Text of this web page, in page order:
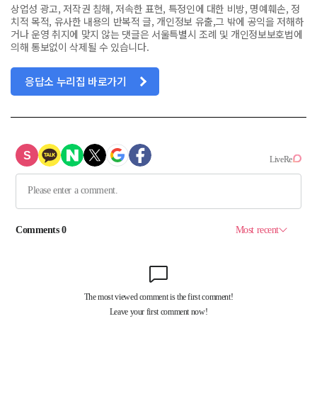
상업성 광고, 저작권 침해, 저속한 표현, 특정인에 대한 비방, 명예훼손, 정
치적 목적, 유사한 내용의 반복적 글, 개인정보 유출,그 밖에 공익을 저해하
거나 운영 취지에 맞지 않는 댓글은 서울특별시 조례 및 개인정보보호법에
의해 통보없이 삭제될 수 있습니다.
응답소 누리집 바로가기